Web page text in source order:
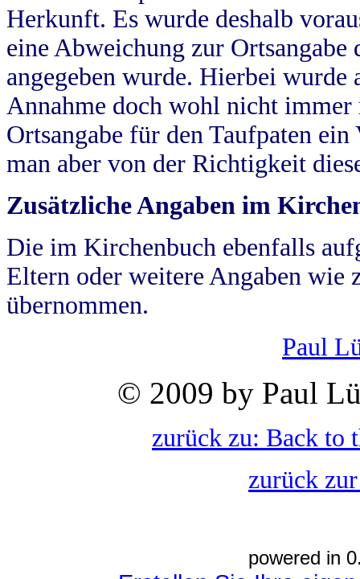
Herkunft. Es wurde deshalb
eine Abweichung zur
angegeben wurde. Hierbei wurde
Annahme doch wohl nicht
Ortsangabe für den Taufpaten
man aber von der Richtigkeit
Zusätzliche Angaben im
Die im Kirchenbuch ebenfalls
Eltern oder weitere Angaben wie
übernommen.
Paul
© 2009 by Paul
zurück zu: Back to
zurück
powered in